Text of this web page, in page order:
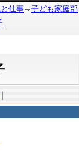
仕事
子ども家庭部
｜